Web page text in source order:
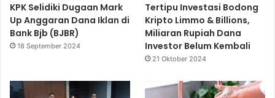
KPK Selidiki Dugaan Mark
Up Anggaran Dana Iklan di
Bank Bjb (BJBR)
18 September 2024
Tertipu Investasi Bodong
Kripto Limmo & Billions,
Miliaran Rupiah Dana
Investor Belum Kembali
21 Oktober 2024